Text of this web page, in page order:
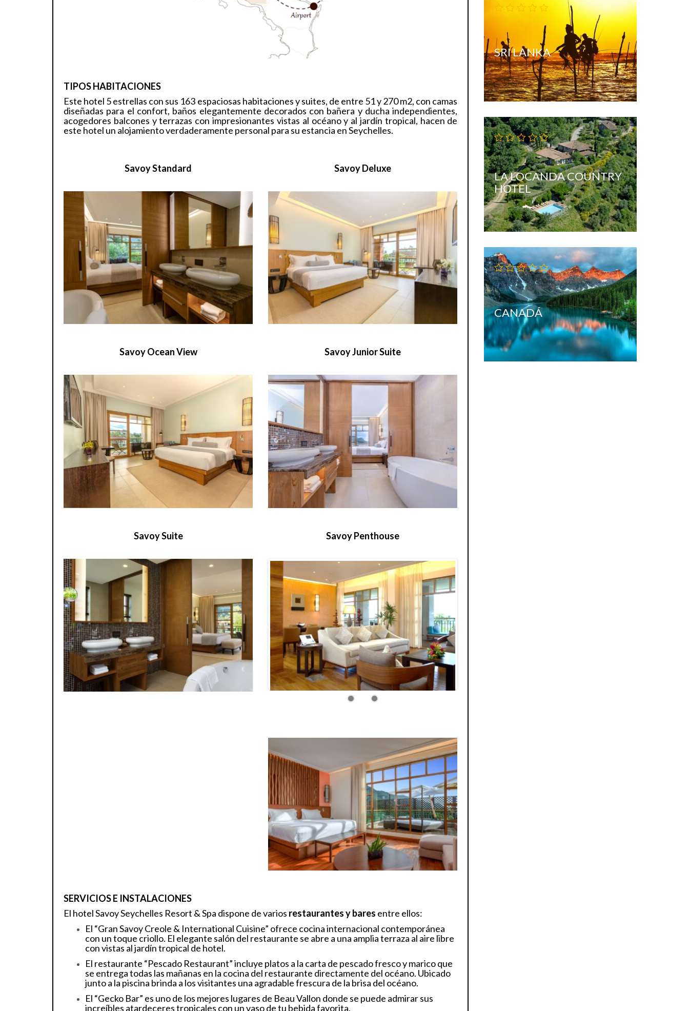
TIPOS HABITACIONES
Este hotel 5 estrellas con sus 163 espaciosas habitaciones y suites, de entre 51 y 270 m2, con camas
diseñadas para el confort, baños elegantemente decorados con bañera y ducha independientes,
acogedores balcones y terrazas con impresionantes vistas al océano y al jardín tropical, hacen de
este hotel un alojamiento verdaderamente personal para su estancia en Seychelles.
Savoy Standard Savoy Deluxe
Savoy Ocean View Savoy Junior Suite
Savoy Suite Savoy Penthouse
SERVICIOS E INSTALACIONES
El hotel Savoy Seychelles Resort & Spa dispone de varios restaurantes y bares entre ellos:
El “Gran Savoy Creole & International Cuisine” ofrece cocina internacional contemporánea
con un toque criollo. El elegante salón del restaurante se abre a una amplia terraza al aire libre
con vistas al jardín tropical de hotel.
El restaurante “Pescado Restaurant” incluye platos a la carta de pescado fresco y marico que
se entrega todas las mañanas en la cocina del restaurante directamente del océano. Ubicado
junto a la piscina brinda a los visitantes una agradable frescura de la brisa del océano.
El “Gecko Bar” es uno de los mejores lugares de Beau Vallon donde se puede admirar sus
increíbles atardeceres tropicales con un vaso de tu bebida favorita.
SRI LANKA
LA LOCANDA COUNTRY
HOTEL
CANADÁ